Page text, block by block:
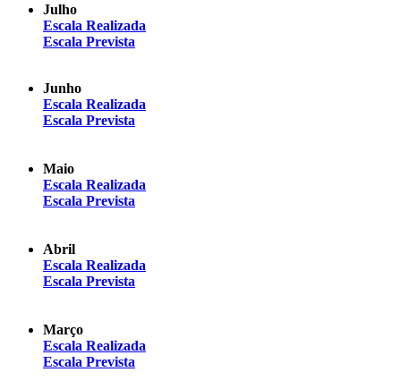
Julho
Escala Realizada
Escala Prevista
Junho
Escala Realizada
Escala Prevista
Maio
Escala Realizada
Escala Prevista
Abril
Escala Realizada
Escala Prevista
Março
Escala Realizada
Escala Prevista